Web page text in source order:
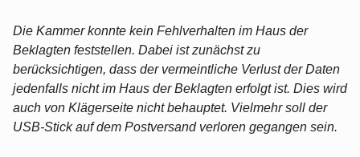
Die Kammer konnte kein Fehlverhalten im Haus der
Beklagten feststellen. Dabei ist zunächst zu
berücksichtigen, dass der vermeintliche Verlust der Daten
jedenfalls nicht im Haus der Beklagten erfolgt ist. Dies wird
auch von Klägerseite nicht behauptet. Vielmehr soll der
USB-Stick auf dem Postversand verloren gegangen sein.